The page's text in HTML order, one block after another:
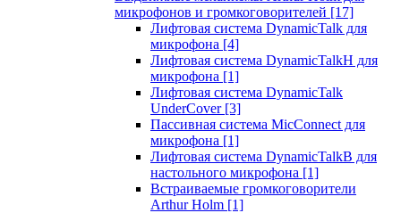
микрофонов и громкоговорителей [17]
Лифтовая система DynamicTalk для
микрофона [4]
Лифтовая система DynamicTalkH для
микрофона [1]
Лифтовая система DynamicTalk
UnderCover [3]
Пассивная система MicConnect для
микрофона [1]
Лифтовая система DynamicTalkB для
настольного микрофона [1]
Встраиваемые громкоговорители
Arthur Holm [1]